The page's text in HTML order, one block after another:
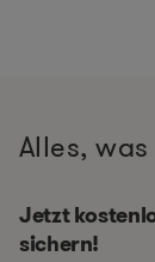
Alles,
Jetzt
sichern!